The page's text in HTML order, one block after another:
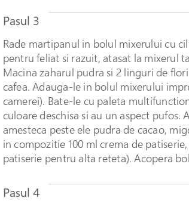
Pasul 3
Rade martipanul in bolul mixerului cu
pentru feliat si razuit, atasat la mixerul
Macina zaharul pudra si 2 linguri de
cafea. Adauga-le in bolul mixerului
camerei). Bate-le cu paleta
culoare deschisa si au un aspect
amesteca peste ele pudra de cacao,
in compozitie 100 ml crema de
patiserie pentru alta reteta). Acopera
Pasul 4